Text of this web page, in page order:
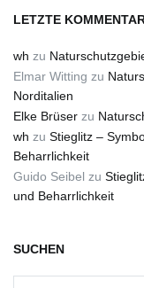
LETZTE
wh zu
Elmar Witting zu
Norditalien
Elke Brüser zu
wh zu Stieglitz –
Beharrlichkeit
Guido Seibel zu
und Beharrlichkeit
SUCHEN